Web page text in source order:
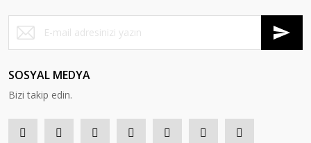
SOSYAL MEDYA
Bizi takip edin.